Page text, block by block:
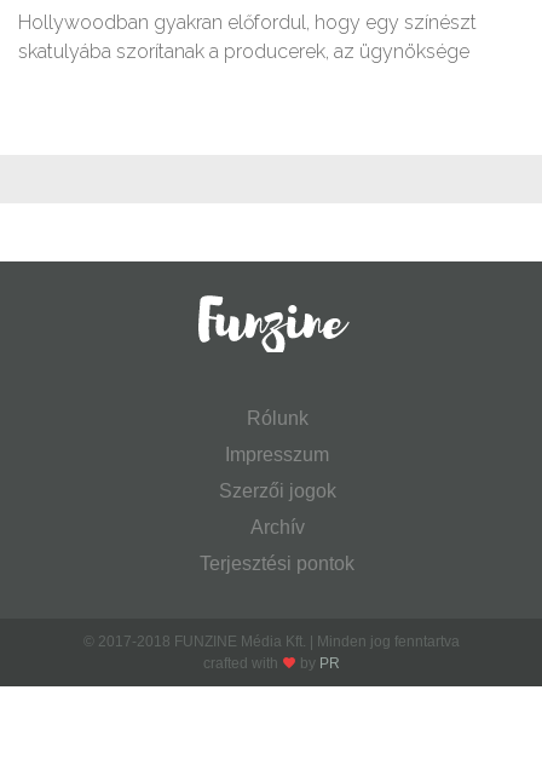
Hollywoodban gyakran előfordul, hogy egy színészt
skatulyába szorítanak a producerek, az ügynöksége
Rólunk
Impresszum
Szerzői jogok
Archív
Terjesztési pontok
© 2017-2018 FUNZINE Média Kft. | Minden jog fenntartva
crafted with
by PR